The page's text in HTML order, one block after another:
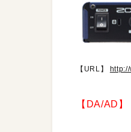
【URL】
【DA/AD】